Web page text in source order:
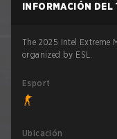
INFORMACIÓN DEL
The 2025 Intel Extreme
organized by ESL.
Esport
Ubicación